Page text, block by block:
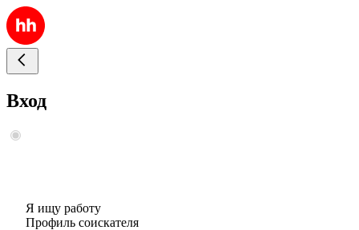
Вход
Я ищу работу
Профиль соискателя